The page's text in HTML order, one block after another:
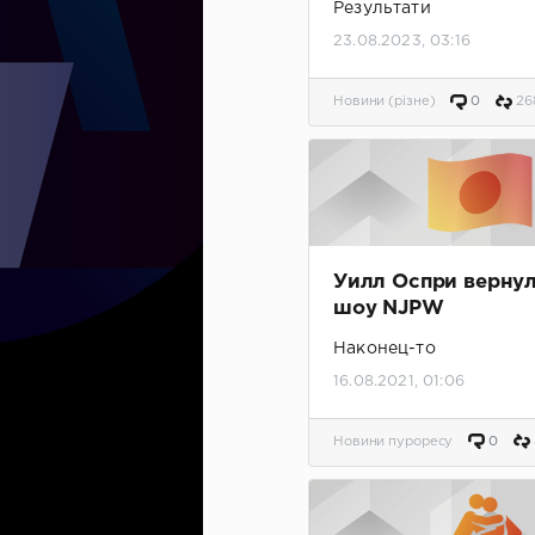
Результати
23.08.2023, 03:16
Новини (різне) 0
Уилл Оспри
шоу NJPW
Наконец-то
16.08.2021, 01:06
Новини пуроресу 0